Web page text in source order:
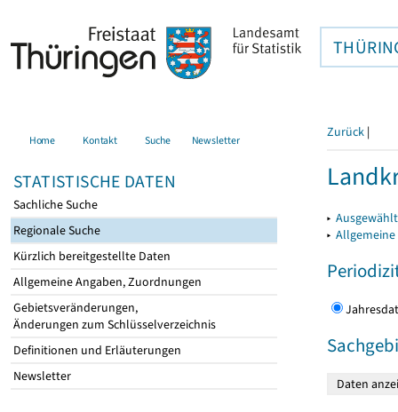
Home Kontakt Suche Newsletter
STATISTISCHE DATEN
Sachliche Suche
Regionale Suche
Kürzlich bereitgestellte Daten
Allgemeine Angaben, Zuordnungen
Gebietsveränderungen,
Änderungen zum Schlüsselverzeichnis
Definitionen und Erläuterungen
Newsletter
Zurück |
▸
▸